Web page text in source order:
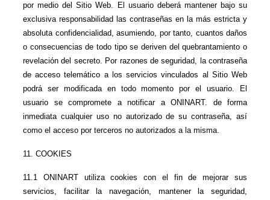
por medio del Sitio Web. El usuario deberá mantener bajo su
exclusiva responsabilidad las contraseñas en la más estricta y
absoluta confidencialidad, asumiendo, por tanto, cuantos daños
o consecuencias de todo tipo se deriven del quebrantamiento o
revelación del secreto. Por razones de seguridad, la contraseña
de acceso telemático a los servicios vinculados al Sitio Web
podrá ser modificada en todo momento por el usuario. El
usuario se compromete a notificar a ONINART. de forma
inmediata cualquier uso no autorizado de su contraseña, así
como el acceso por terceros no autorizados a la misma.
11. COOKIES
11.1 ONINART utiliza cookies con el fin de mejorar sus
servicios, facilitar la navegación, mantener la seguridad,